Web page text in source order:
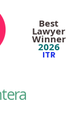
Best
Lawyer
Winner
2026
ITR